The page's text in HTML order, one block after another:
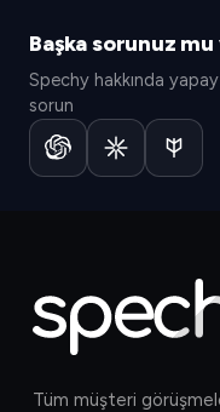
Başka sorunuz mu
Spechy hakkında
sorun
Tüm müşteri